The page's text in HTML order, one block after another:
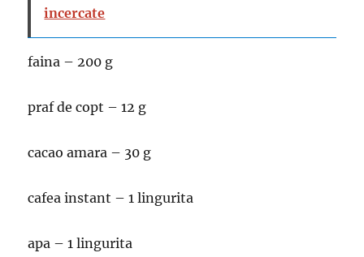
incercate
faina – 200 g
praf de copt – 12 g
cacao amara – 30 g
cafea instant – 1 lingurita
apa – 1 lingurita